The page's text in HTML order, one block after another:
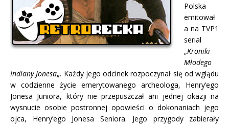
Polska
emitował
a na TVP1
serial
„Kroniki
Młodego
Indiany Jonesa„. Każdy jego odcinek rozpoczynał się od wglądu
w codzienne życie emerytowanego archeologa, Henry’ego
Jonesa Juniora, który nie przepuszczał ani jednej okazji na
wysnucie osobie postronnej opowieści o dokonaniach jego
ojca, Henry’ego Jonesa Seniora. Jego przygody zabierały